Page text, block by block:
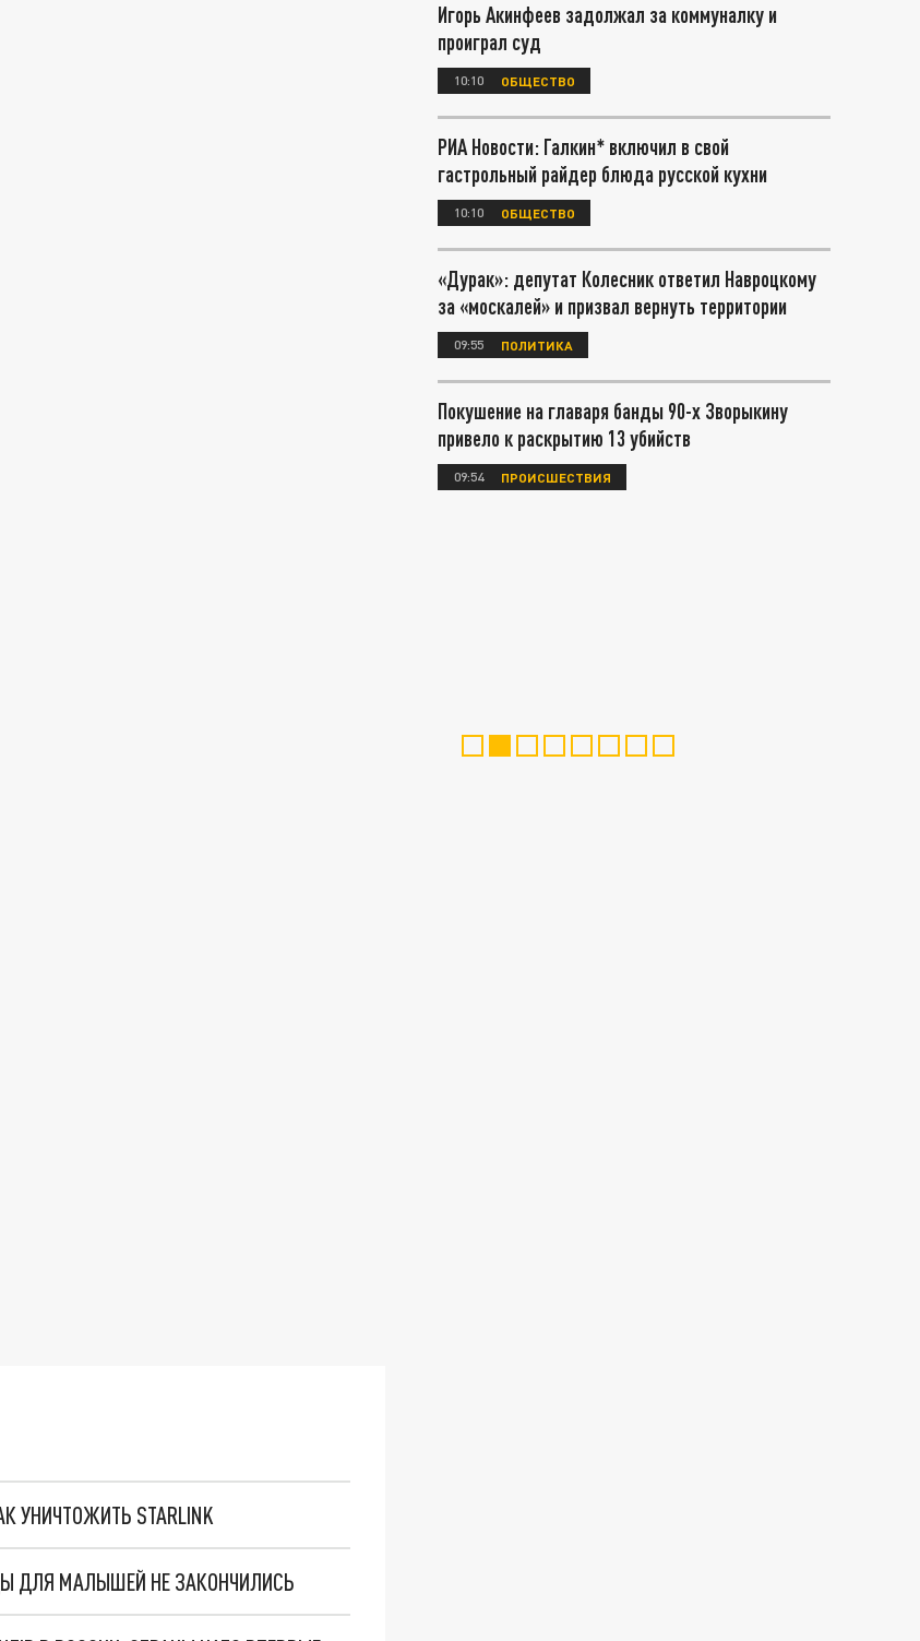
УНИЧТОЖИТЬ STARLINK
ДЛЯ МАЛЫШЕЙ НЕ ЗАКОНЧИЛИСЬ
Игорь Акинфеев задолжал за коммуналку и
проиграл суд
10:10 ОБЩЕСТВО
РИА Новости: Галкин* включил в свой
гастрольный райдер блюда русской кухни
10:10 ОБЩЕСТВО
«Дурак»: депутат Колесник ответил Навроцкому
за «москалей» и призвал вернуть территории
09:55 ПОЛИТИКА
Покушение на главаря банды 90-х Зворыкину
привело к раскрытию 13 убийств
09:54 ПРОИСШЕСТВИЯ